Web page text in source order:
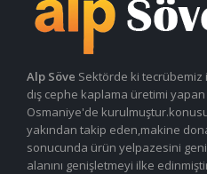
Alp Söve Sektörde ki tecrübemiz
dış cephe kaplama üretimi yapan
Osmaniye'de
yakından takip eden,makine
sonucunda ürün yelpazesini
alanını genişletmeyi ilke